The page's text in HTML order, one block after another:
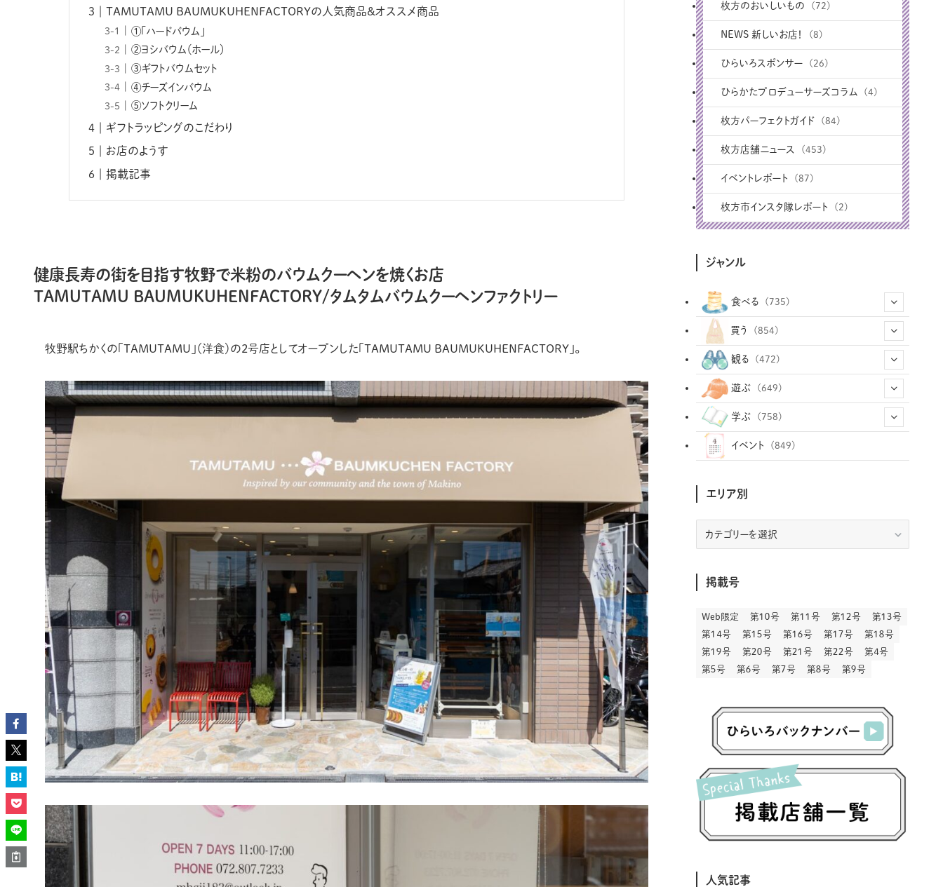
TAMUTAMU BAUMUKUHENFACTORYの人気商品&オススメ商品
①「ハードバウム」
②ヨシバウム（ホール）
③ギフトバウムセット
④チーズインバウム
⑤ソフトクリーム
ギフトラッピングのこだわり
お店のようす
掲載記事
健康長寿の街を目指す牧野で米粉のバウムクーヘンを焼くお店
TAMUTAMU BAUMUKUHENFACTORY/タムタムバウムクーヘンファクトリー
牧野駅ちかくの「TAMUTAMU」（洋食）の2号店としてオープンした「TAMUTAMU BAUMUKUHENFACTORY」。
枚方のおいしいもの (72)
NEWS 新しいお店！ (8)
ひらいろスポンサー (26)
ひらかたプロデューサーズコラム (4)
枚方パーフェクトガイド (84)
枚方店舗ニュース (453)
イベントレポート (87)
枚方市インスタ隊レポート (2)
ジャンル
食べる (735)
(12)
(36)
(9)
(33) (297)
(45)
(164)
(45)
(68)
(2)
(7)
(57)
(71)
(401)
(5)
(24)
(12)
(25)
(14)
(77)
(6)
(8)
(3)
(45)
(8)
(41)
(103)
(4)
(30)
買う (854)
(457)
(24)
(77)
(151)
(2)
(140)
観る (472)
(34)
(73)
(35)
(23) (83)
(44)
遊ぶ (649)
(14)
(9)
(29)
(1)
(2)
(1)
(5)
(50)
(30)
(2)
(20)
(17)
(5)
(79)
(53)
(3)
(12)
(334)
(24)
(86)
(29)
(73)
(30)
(7)
(19)
学ぶ (758)
(102)
(17)
(22)
(20)
(2)
(244)
(20)
イベント (849)
エリア別
別
掲載号
Web限定 第１０号 第１１号 第１２号
第１３号
第１４号
第１５号 第１６号 第１７号
第１８号
第１９号
第２０号 第２１号 第２２号
第４号
第５号
第６号 第７号 第８号 第９号
人気記事